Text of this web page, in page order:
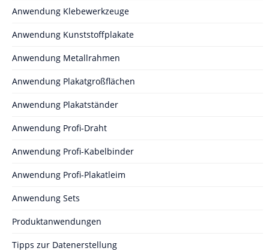
Anwendung Klebewerkzeuge
Anwendung Kunststoffplakate
Anwendung Metallrahmen
Anwendung Plakatgroßflächen
Anwendung Plakatständer
Anwendung Profi-Draht
Anwendung Profi-Kabelbinder
Anwendung Profi-Plakatleim
Anwendung Sets
Produktanwendungen
Tipps zur Datenerstellung